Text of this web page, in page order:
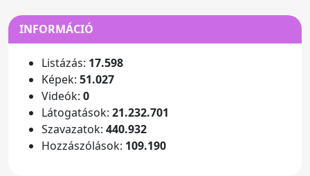
INFORMÁCIÓ
Listázás: 17.598
Képek: 51.027
Videók: 0
Látogatások: 21.232.701
Szavazatok: 440.932
Hozzászólások: 109.190